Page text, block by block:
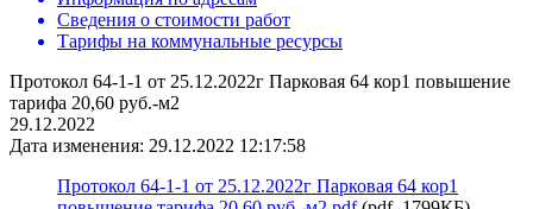
Сведения о стоимости работ
Тарифы на коммунальные ресурсы
Протокол 64-1-1 от 25.12.2022г Парковая 64 кор1 повышение
тарифа 20,60 руб.-м2
29.12.2022
Дата изменения: 29.12.2022 12:17:58
Протокол 64-1-1 от 25.12.2022г Парковая 64 кор1